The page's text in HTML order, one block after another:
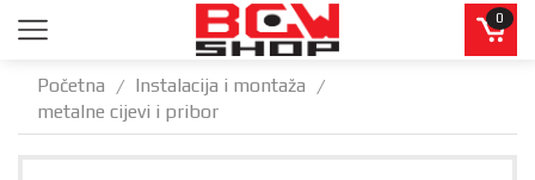
0
Početna / Instalacija i montaža /
metalne cijevi i pribor